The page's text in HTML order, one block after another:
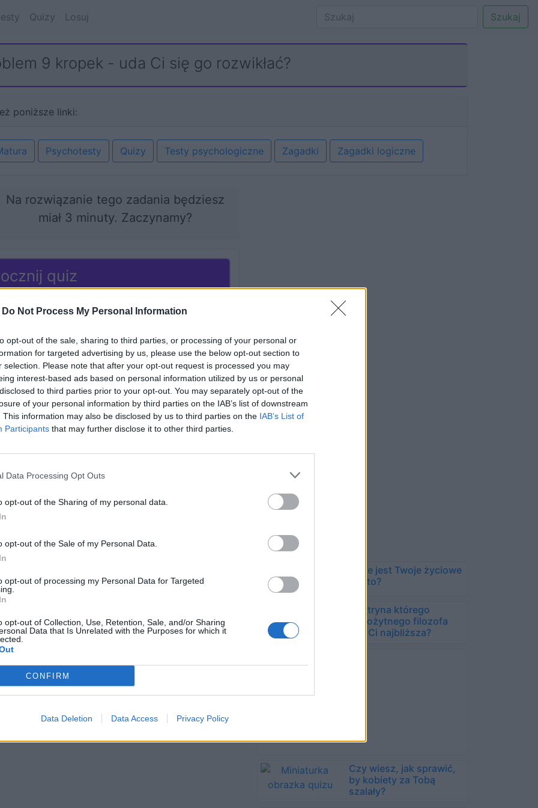
Do Not Process My Personal Information
opt-out of the sale, sharing to third parties, or processing of your personal or
for targeted advertising by us, please use the below opt-out section to
selection. Please note that after your opt-out request is processed you may
interest-based ads based on personal information utilized by us or personal
to third parties prior to your opt-out. You may separately opt-out of the
of your personal information by third parties on the IAB’s list of downstream
This information may also be disclosed by us to third parties on the IAB’s List of
Participants that may further disclose it to other third parties.
Data Processing Opt Outs
opt-out of the Sharing of my personal data.
opt-out of the Sale of my Personal Data.
opt-out of processing my Personal Data for Targeted
opt-out of Collection, Use, Retention, Sale, and/or Sharing
Data that Is Unrelated with the Purposes for which it
CONFIRM
Data Deletion Data Access Privacy Policy
Quizy Losuj Szukaj
9 kropek - uda Ci się go rozwikłać?
poniższe linki:
Psychotesty Quizy Testy psychologiczne Zagadki Zagadki logiczne
Na rozwiązanie tego zadania będziesz
miał 3 minuty. Zaczynamy?
quiz
dokończyć
Zagadka dla tych,
którzy potrafią
sprawę
100-metrowa
osoba na 20
tę prostą
zagadkę
zapałkami!
6635 rozwiązań
Jakie jest Twoje życiowe
motto?
Doktryna którego
starożytnego filozofa
jest Ci najbliższa?
Czy wiesz, jak sprawić,
by kobiety za Tobą
szalały?